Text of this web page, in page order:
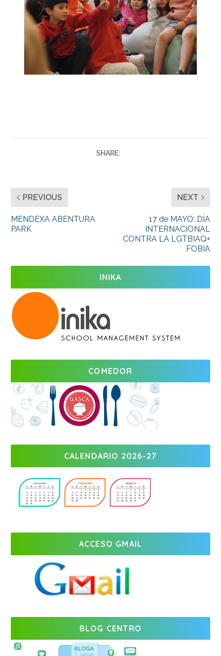
SHARE:
PREVIOUS
MENDEXA ABENTURA
PARK
NEXT
17 de MAYO: DÍA
INTERNACIONAL
CONTRA LA LGTBIAQ+
FOBIA
INIKA
COMEDOR
CALENDARIO 2026-27
ACCESO GMAIL
BLOG CENTRO